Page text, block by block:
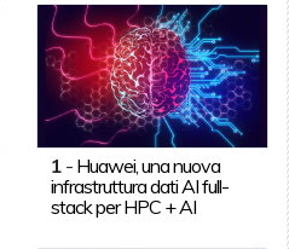
1 - Huawei, una nuova
infrastruttura dati AI full-
stack per HPC + AI